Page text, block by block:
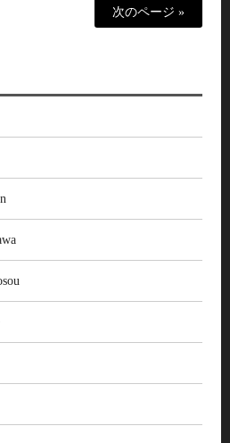
次のページ »